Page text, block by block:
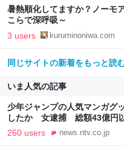
暑熱順化してますか？ノーモ
こらで深呼吸～
3 users kuruminoniwa.com
同じサイトの新着をもっと読
いま人気の記事
少年ジャンプの人気マンガグ
したか 女逮捕 総額43億円
NEWS NNN
260 users news.ntv.co.jp